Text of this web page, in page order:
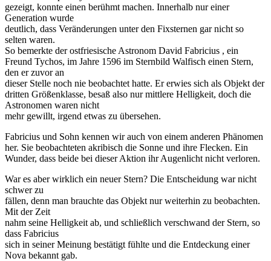
gezeigt, konnte einen berühmt machen. Innerhalb nur einer
Generation wurde
deutlich, dass Veränderungen unter den Fixsternen gar nicht so
selten waren.
So bemerkte der ostfriesische Astronom David Fabricius , ein
Freund Tychos, im Jahre 1596 im Sternbild Walfisch einen Stern,
den er zuvor an
dieser Stelle noch nie beobachtet hatte. Er erwies sich als Objekt der
dritten Größenklasse, besaß also nur mittlere Helligkeit, doch die
Astronomen waren nicht
mehr gewillt, irgend etwas zu übersehen.
Fabricius und Sohn kennen wir auch von einem anderen Phänomen
her. Sie beobachteten akribisch die Sonne und ihre Flecken. Ein
Wunder, dass beide bei dieser Aktion ihr Augenlicht nicht verloren.
War es aber wirklich ein neuer Stern? Die Entscheidung war nicht
schwer zu
fällen, denn man brauchte das Objekt nur weiterhin zu beobachten.
Mit der Zeit
nahm seine Helligkeit ab, und schließlich verschwand der Stern, so
dass Fabricius
sich in seiner Meinung bestätigt fühlte und die Entdeckung einer
Nova bekannt gab.